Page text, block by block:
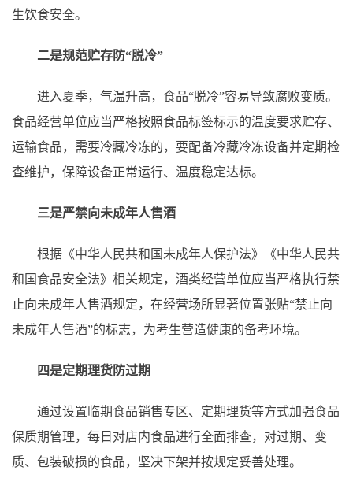
生饮食安全。
二是规范贮存防“脱冷”
进入夏季，气温升高，食品“脱冷”容易导致腐败变质。
食品经营单位应当严格按照食品标签标示的温度要求贮存、
运输食品，需要冷藏冷冻的，要配备冷藏冷冻设备并定期检
查维护，保障设备正常运行、温度稳定达标。
三是严禁向未成年人售酒
根据《中华人民共和国未成年人保护法》《中华人民共
和国食品安全法》相关规定，酒类经营单位应当严格执行禁
止向未成年人售酒规定，在经营场所显著位置张贴“禁止向
未成年人售酒”的标志，为考生营造健康的备考环境。
四是定期理货防过期
通过设置临期食品销售专区、定期理货等方式加强食品
保质期管理，每日对店内食品进行全面排查，对过期、变
质、包装破损的食品，坚决下架并按规定妥善处理。